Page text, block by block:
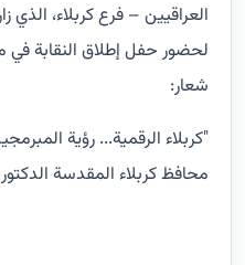
العراقيين – فرع كربلاء،
لحضور حفل إطلاق النقابة
شعار:
"كربلاء الرقمية... رؤية
محافظ كربلاء المقدسة